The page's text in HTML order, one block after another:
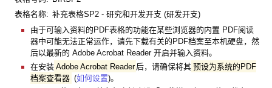
表格名称: 补充表格SP2 - 研究和开发开支 (研发开支)
由于可输入资料的PDF表格的功能在某些浏览器的内置 PDF阅读
器中可能无法正常运作，请先下载有关的PDF档案至本机硬盘，然
后以最新的 Adobe Acrobat Reader 开启并输入资料。
在安装 Adobe Acrobat Reader 后，请确保将其 预设为系统的PDF
档案查看器 (如何设置)。